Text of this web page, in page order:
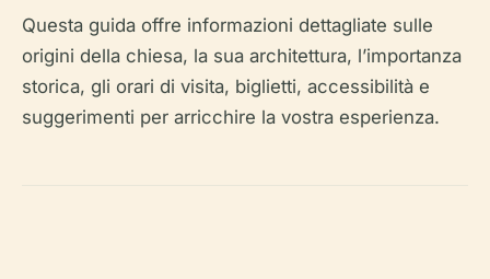
Questa guida offre informazioni dettagliate sulle
origini della chiesa, la sua architettura, l’importanza
storica, gli orari di visita, biglietti, accessibilità e
suggerimenti per arricchire la vostra esperienza.